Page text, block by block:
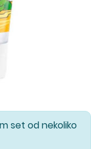
set od nekoliko